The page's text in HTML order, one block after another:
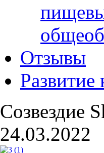
Отзывы
Развитие
Созвездие
24.03.2022